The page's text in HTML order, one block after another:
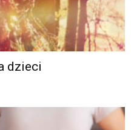
dzieci